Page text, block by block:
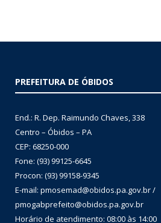
PREFEITURA DE ÓBIDOS
End.: R. Dep. Raimundo Chaves, 338
Centro – Óbidos – PA
CEP: 68250-000
Fone: (93) 99125-6645
Procon: (93) 99158-9345
E-mail: pmosemad@obidos.pa.gov.br /
pmogabprefeito@obidos.pa.gov.br
Horário de atendimento: 08:00 às 14:00